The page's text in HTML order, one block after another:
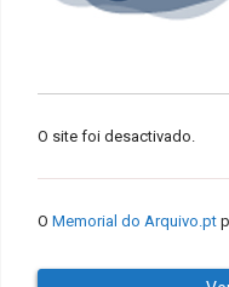
O site foi desactivado.
O Memorial do Arquivo.pt